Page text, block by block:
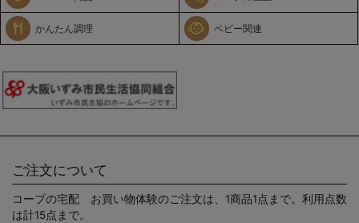
かんたん調理 ベビー関連
ご注文について
コープの宅配 お買い物体験のご注文は、1商品1点まで。利用点数
は計15点まで。